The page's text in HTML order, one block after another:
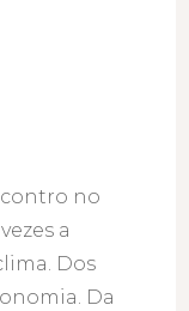
no
a
Dos
Da